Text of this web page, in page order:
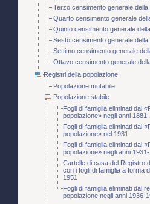
Terzo censimento generale della
Quarto censimento generale
Quinto censimento generale
Sesto censimento generale della
Settimo censimento generale
Ottavo censimento generale
Registri della popolazione
Popolazione mutabile
Popolazione stabile
Fogli di famiglia eliminati dal
popolazione» negli anni 1881-
Fogli di famiglia eliminati dal
popolazione» nel 1931
Fogli di famiglia eliminati dal
popolazione» negli anni
Cartelle di casa del Registro
con i fogli di famiglia a forma
1951
Fogli di famiglia eliminati dal
popolazione negli anni 1936-